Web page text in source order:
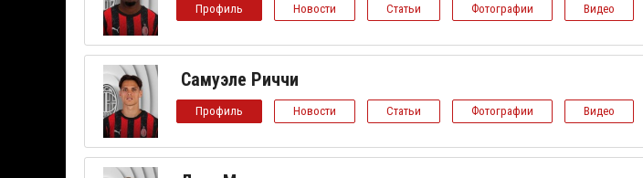
Профиль Новости Статьи Фотографии Видео
Самуэле Риччи
Профиль Новости Статьи Фотографии Видео